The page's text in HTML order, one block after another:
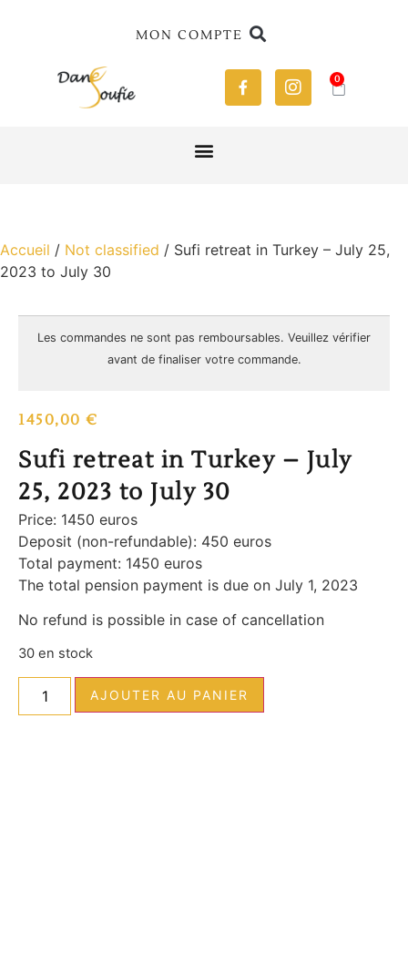
MON COMPTE
0
Accueil / Not classified / Sufi retreat in Turkey – July 25,
2023 to July 30
Les commandes ne sont pas remboursables. Veuillez vérifier
avant de finaliser votre commande.
1450,00 €
Sufi retreat in Turkey – July
25, 2023 to July 30
Price: 1450 euros
Deposit (non-refundable): 450 euros
Total payment: 1450 euros
The total pension payment is due on July 1, 2023
No refund is possible in case of cancellation
30 en stock
AJOUTER AU PANIER